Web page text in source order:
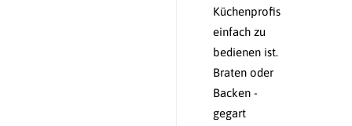
Küchenprofis
einfach zu
bedienen ist.
Braten oder
Backen -
gegart